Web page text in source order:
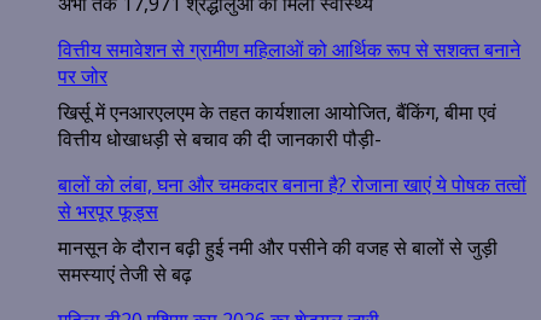
वित्तीय समावेशन से ग्रामीण महिलाओं को आर्थिक रूप से सशक्त बनाने
पर जोर
खिर्सू में एनआरएलएम के तहत कार्यशाला आयोजित, बैंकिंग, बीमा एवं
वित्तीय धोखाधड़ी से बचाव की दी जानकारी पौड़ी-
बालों को लंबा, घना और चमकदार बनाना है? रोजाना खाएं ये पोषक तत्वों
से भरपूर फूड्स
मानसून के दौरान बढ़ी हुई नमी और पसीने की वजह से बालों से जुड़ी
समस्याएं तेजी से बढ़